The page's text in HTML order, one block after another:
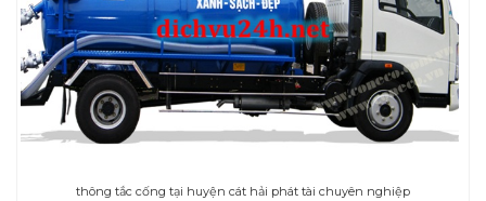
thông tắc cống tại huyện cát hải phát tài chuyên nghiệp